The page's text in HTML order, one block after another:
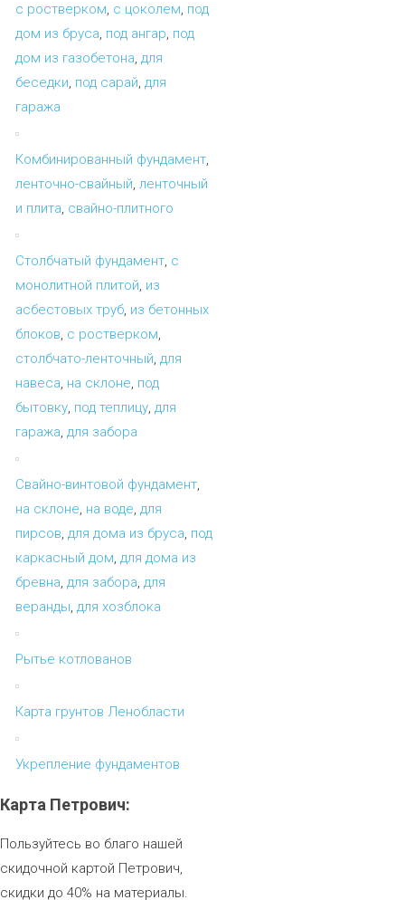
с ростверком, с цоколем, под
дом из бруса, под ангар, под
дом из газобетона, для
беседки, под сарай, для
гаража
Комбинированный фундамент,
ленточно-свайный, ленточный
и плита, свайно-плитного
Столбчатый фундамент, с
монолитной плитой, из
асбестовых труб, из бетонных
блоков, с ростверком,
столбчато-ленточный, для
навеса, на склоне, под
бытовку, под теплицу, для
гаража, для забора
Свайно-винтовой фундамент,
на склоне, на воде, для
пирсов, для дома из бруса, под
каркасный дом, для дома из
бревна, для забора, для
веранды, для хозблока
Рытье котлованов
Карта грунтов Ленобласти
Укрепление фундаментов
Карта Петрович:
Пользуйтесь во благо нашей
скидочной картой Петрович,
скидки до 40% на материалы.